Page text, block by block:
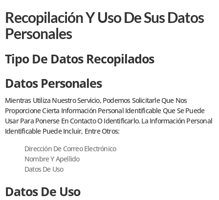
Recopilación Y Uso De Sus Datos
Personales
Tipo De Datos Recopilados
Datos Personales
Mientras Utiliza Nuestro Servicio, Podemos Solicitarle Que Nos
Proporcione Cierta Información Personal Identificable Que Se Puede
Usar Para Ponerse En Contacto O Identificarlo. La Información Personal
Identificable Puede Incluir, Entre Otros:
Dirección De Correo Electrónico
Nombre Y Apellido
Datos De Uso
Datos De Uso